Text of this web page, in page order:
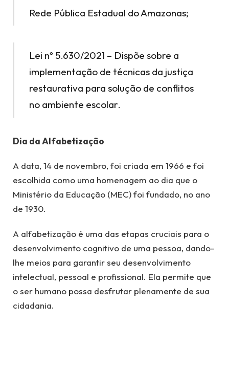
Rede Pública Estadual do Amazonas;
Lei nº 5.630/2021 – Dispõe sobre a
implementação de técnicas da justiça
restaurativa para solução de conflitos
no ambiente escolar.
Dia da Alfabetização
A data, 14 de novembro, foi criada em 1966 e foi
escolhida como uma homenagem ao dia que o
Ministério da Educação (MEC) foi fundado, no ano
de 1930.
A alfabetização é uma das etapas cruciais para o
desenvolvimento cognitivo de uma pessoa, dando-
lhe meios para garantir seu desenvolvimento
intelectual, pessoal e profissional. Ela permite que
o ser humano possa desfrutar plenamente de sua
cidadania.